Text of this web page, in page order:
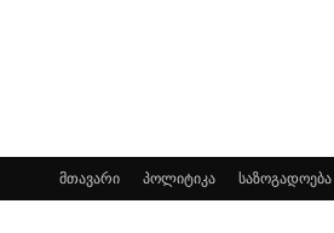
მთავარი პოლიტიკა საზოგადოება